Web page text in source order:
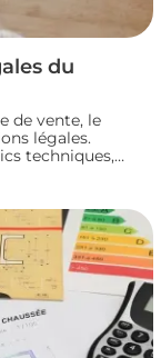
du
de vente, le
légales.
techniques,
à connaître
et éviter